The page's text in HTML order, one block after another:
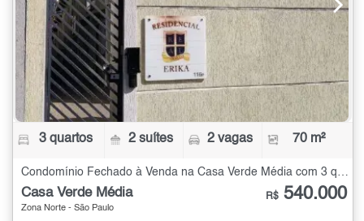
3 quartos 2 suítes 2 vagas 70 m²
Condomínio Fechado à Venda na Casa Verde Média com 3 quartos - 70 m²
Casa Verde Média
Zona Norte - São Paulo
R$ 540.000